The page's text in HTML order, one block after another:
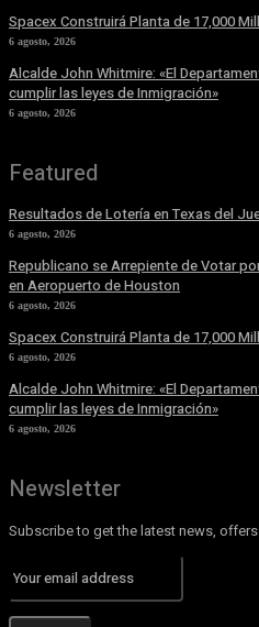
Spacex Construirá Planta de 17,000
6 agosto, 2026
Alcalde John Whitmire: «El
cumplir las leyes de Inmigración»
6 agosto, 2026
Featured
Resultados de Lotería en Texas del
6 agosto, 2026
Republicano se Arrepiente de Votar
en Aeropuerto de Houston
6 agosto, 2026
Spacex Construirá Planta de 17,000
6 agosto, 2026
Alcalde John Whitmire: «El
cumplir las leyes de Inmigración»
6 agosto, 2026
Newsletter
Subscribe to get the latest news,